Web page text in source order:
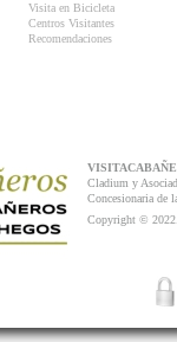
Visita en Bicicleta
Centros Visitantes
Recomendaciones
Cladium y
Concesionaria de
Copyright © 2022.